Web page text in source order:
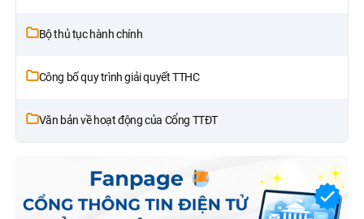
Bộ thủ tục hành chính
Công bố quy trình giải quyết TTHC
Văn bản về hoạt động của Cổng TTĐT